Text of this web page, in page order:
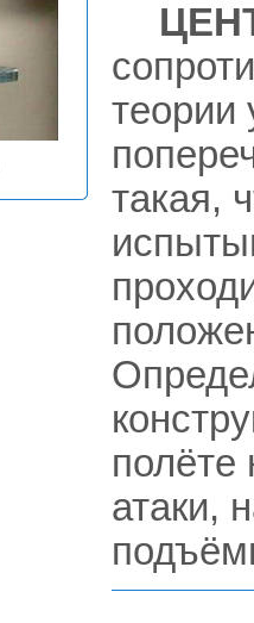
теории
такая,
полёте
атаки,